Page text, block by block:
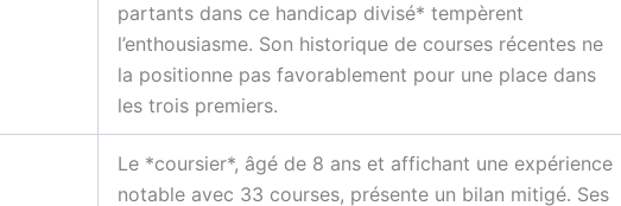
partants dans ce handicap divisé* tempèrent
l’enthousiasme. Son historique de courses récentes ne
la positionne pas favorablement pour une place dans
les trois premiers.
Le *coursier*, âgé de 8 ans et affichant une expérience
notable avec 33 courses, présente un bilan mitigé. Ses